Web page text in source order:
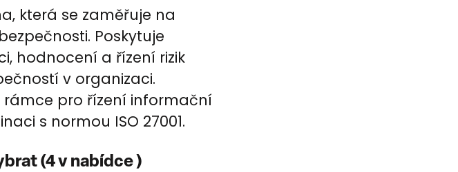
která se zaměřuje na
Poskytuje
hodnocení a řízení rizik
v organizaci.
rámce pro řízení informační
s normou ISO 27001.
(4v nabídce )